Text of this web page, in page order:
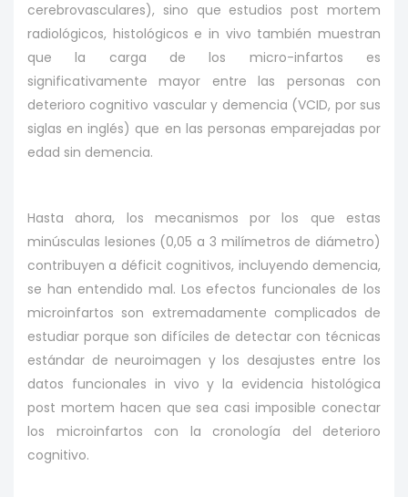
cerebrovasculares), sino que estudios post mortem
radiológicos, histológicos e in vivo también muestran
que la carga de los micro-infartos es
significativamente mayor entre las personas con
deterioro cognitivo vascular y demencia (VCID, por sus
siglas en inglés) que en las personas emparejadas por
edad sin demencia.
Hasta ahora, los mecanismos por los que estas
minúsculas lesiones (0,05 a 3 milímetros de diámetro)
contribuyen a déficit cognitivos, incluyendo demencia,
se han entendido mal. Los efectos funcionales de los
microinfartos son extremadamente complicados de
estudiar porque son difíciles de detectar con técnicas
estándar de neuroimagen y los desajustes entre los
datos funcionales in vivo y la evidencia histológica
post mortem hacen que sea casi imposible conectar
los microinfartos con la cronología del deterioro
cognitivo.